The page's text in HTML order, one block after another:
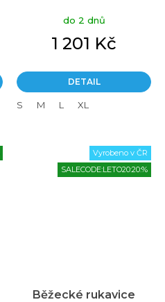
do 2 dnů
1 201 Kč
DETAIL
S M L XL
Vyrobeno v ČR
SALECODE:LETO20:20:%
Běžecké rukavice